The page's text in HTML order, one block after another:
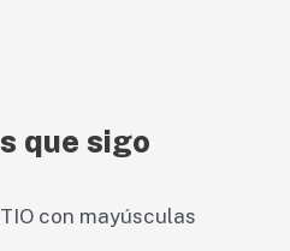
que sigo
con mayúsculas